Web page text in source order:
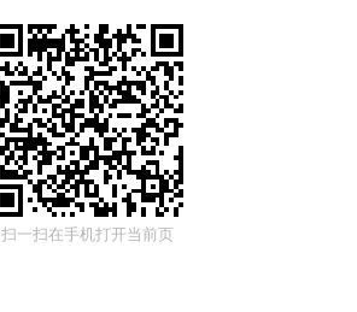
扫一扫在手机打开当前页